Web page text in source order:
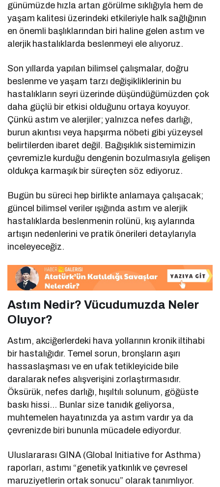
günümüzde hızla artan görülme sıklığıyla hem de
yaşam kalitesi üzerindeki etkileriyle halk sağlığının
en önemli başlıklarından biri haline gelen astım ve
alerjik hastalıklarda beslenmeyi ele alıyoruz.
Son yıllarda yapılan bilimsel çalışmalar, doğru
beslenme ve yaşam tarzı değişikliklerinin bu
hastalıkların seyri üzerinde düşündüğümüzden çok
daha güçlü bir etkisi olduğunu ortaya koyuyor.
Çünkü astım ve alerjiler; yalnızca nefes darlığı,
burun akıntısı veya hapşırma nöbeti gibi yüzeysel
belirtilerden ibaret değil. Bağışıklık sistemimizin
çevremizle kurduğu dengenin bozulmasıyla gelişen
oldukça karmaşık bir süreçten söz ediyoruz.
Bugün bu süreci hep birlikte anlamaya çalışacak;
güncel bilimsel veriler ışığında astım ve alerjik
hastalıklarda beslenmenin rolünü, kış aylarında
artışın nedenlerini ve pratik önerileri detaylarıyla
inceleyeceğiz.
Astım Nedir? Vücudumuzda Neler
Oluyor?
Astım, akciğerlerdeki hava yollarının kronik iltihabi
bir hastalığıdır. Temel sorun, bronşların aşırı
hassaslaşması ve en ufak tetikleyicide bile
daralarak nefes alışverişini zorlaştırmasıdır.
Öksürük, nefes darlığı, hışıltılı solunum, göğüste
baskı hissi… Bunlar size tanıdık geliyorsa,
muhtemelen hayatınızda ya astım vardır ya da
çevrenizde biri bununla mücadele ediyordur.
Uluslararası GINA (Global Initiative for Asthma)
raporları, astımı “genetik yatkınlık ve çevresel
maruziyetlerin ortak sonucu” olarak tanımlıyor.